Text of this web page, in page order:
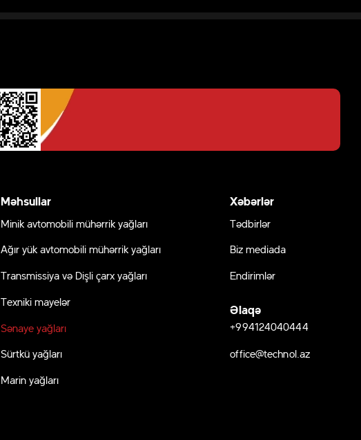
Məhsullar
Minik avtomobili mühərrik yağları
Ağır yük avtomobili mühərrik yağları
Transmissiya və Dişli çarx yağları
Texniki mayelər
Sənaye yağları
Sürtkü yağları
Marin yağları
Xəbərlər
Tədbirlər
Biz mediada
Endirimlər
Əlaqə
+994124040444
office@technol.az